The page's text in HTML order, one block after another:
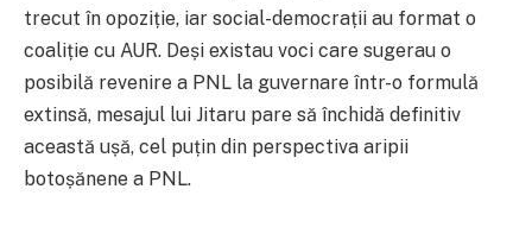
trecut în opoziție, iar social-democrații au format o
coaliție cu AUR. Deși existau voci care sugerau o
posibilă revenire a PNL la guvernare într-o formulă
extinsă, mesajul lui Jitaru pare să închidă definitiv
această ușă, cel puțin din perspectiva aripii
botoșănene a PNL.